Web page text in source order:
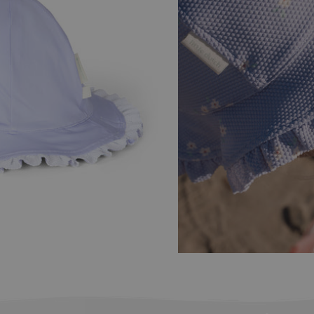
Προσθήκη στο καλάθι